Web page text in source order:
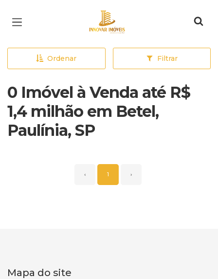
Página inicial
Ordenar Filtrar
0 Imóvel à Venda até R$
1,4 milhão em Betel,
Paulínia, SP
‹ 1 ›
Mapa do site